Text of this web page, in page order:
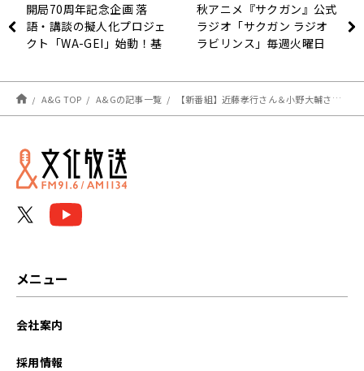
開局70周年記念企画 落
語・講談の擬人化プロジェ
クト「WA-GEI」始動！基
矢野奨吾、俳優・小南光司
がパーソナリティ
秋アニメ『サクガン』公式
ラジオ「サクガン ラジオ
ラビリンス」毎週火曜日
娘」テーマのコラボ小説コ
ンテストをエブリスタで開
催
A&G TOP A&Gの記事一覧 【新番組】近藤孝行さん＆小野大輔さんのユニット・TRDのラジオ番組 『TRDのDope Rad Talking』4月～「超！A&G＋」で放送開始！
メニュー
会社案内
採用情報